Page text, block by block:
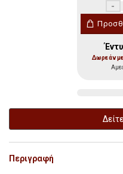
Δωρεάν
Περιγραφή